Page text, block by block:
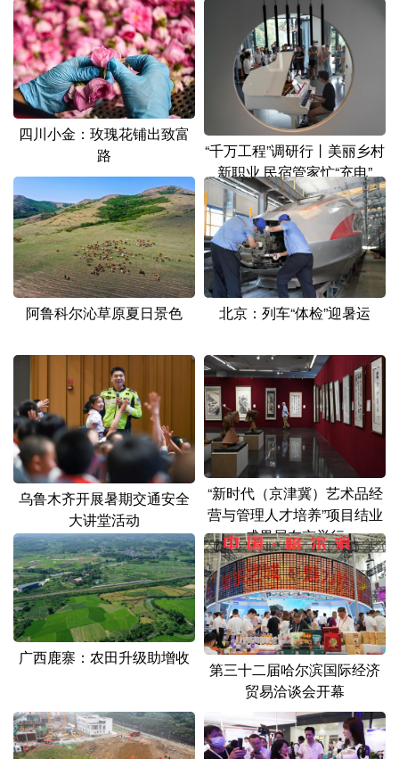
四川小金：玫瑰花铺出致富
路
“千万工程”调研行丨美丽乡村
新职业 民宿管家忙“充电”
阿鲁科尔沁草原夏日景色 北京：列车“体检”迎暑运
乌鲁木齐开展暑期交通安全
大讲堂活动
“新时代（京津冀）艺术品经
营与管理人才培养”项目结业
成果展在京举行
广西鹿寨：农田升级助增收
第三十二届哈尔滨国际经济
贸易洽谈会开幕